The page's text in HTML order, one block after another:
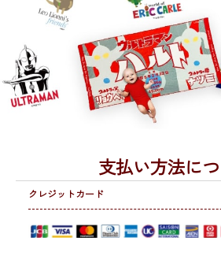
支払い方法に
クレジットカード